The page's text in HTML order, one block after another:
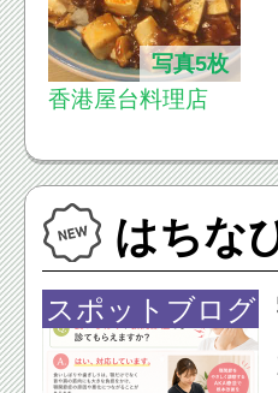
写真5枚
香港屋台料理店
はちな
スポットブログ